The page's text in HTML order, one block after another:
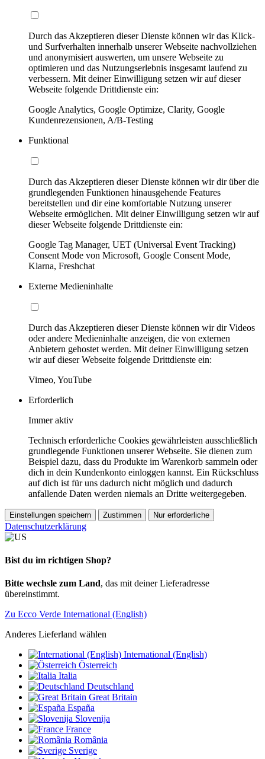
Durch das Akzeptieren dieser Dienste können wir das Klick-
und Surfverhalten innerhalb unserer Webseite nachvollziehen
und anonymisiert auswerten, um unsere Webseite zu
optimieren und das Nutzungserlebnis insgesamt laufend zu
verbessern. Mit deiner Einwilligung setzen wir auf dieser
Webseite folgende Drittdienste ein:
Google Analytics, Google Optimize, Clarity, Google
Kundenrezensionen, A/B-Testing
Funktional
Durch das Akzeptieren dieser Dienste können wir dir über die
grundlegenden Funktionen hinausgehende Features
bereitstellen und dir eine komfortable Nutzung unserer
Webseite ermöglichen. Mit deiner Einwilligung setzen wir auf
dieser Webseite folgende Drittdienste ein:
Google Tag Manager, UET (Universal Event Tracking)
Consent Mode von Microsoft, Google Consent Mode,
Klarna, Freshchat
Externe Medieninhalte
Durch das Akzeptieren dieser Dienste können wir dir Videos
oder andere Medieninhalte anzeigen, die von externen
Anbietern gehostet werden. Mit deiner Einwilligung setzen
wir auf dieser Webseite folgende Drittdienste ein:
Vimeo, YouTube
Erforderlich
Immer aktiv
Technisch erforderliche Cookies gewährleisten ausschließlich
grundlegende Funktionen unserer Webseite. Sie dienen zum
Beispiel dazu, dass du Produkte im Warenkorb sammeln oder
dich in dein Kundenkonto einloggen kannst. Ein Rückschluss
auf dich ist für uns dadurch nicht möglich und dadurch
anfallende Daten werden niemals an Dritte weitergegeben.
Einstellungen speichern Zustimmen Nur erforderliche
Datenschutzerklärung
Bist du im richtigen Shop?
Bitte wechsle zum Land, das mit deiner Lieferadresse
übereinstimmt.
Zu Ecco Verde International (English)
Anderes Lieferland wählen
International (English)
Österreich
Italia
Deutschland
Great Britain
España
Slovenija
France
România
Sverige